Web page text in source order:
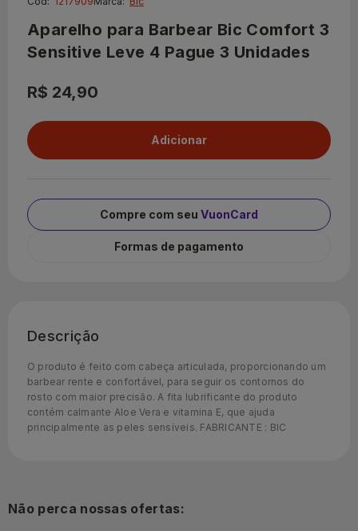
Aparelho para Barbear Bic Comfort 3
Sensitive Leve 4 Pague 3 Unidades
R$ 24,90
Compre com seu VuonCard
Formas de pagamento
Descrição
O produto é feito com cabeça articulada, proporcionando um
barbear rente e confortável, para seguir os contornos do
rosto com maior precisão. A fita lubrificante do produto
contém calmante Aloe Vera e vitamina E, que ajuda
principalmente as peles sensíveis. FABRICANTE : BIC
Não perca nossas ofertas: